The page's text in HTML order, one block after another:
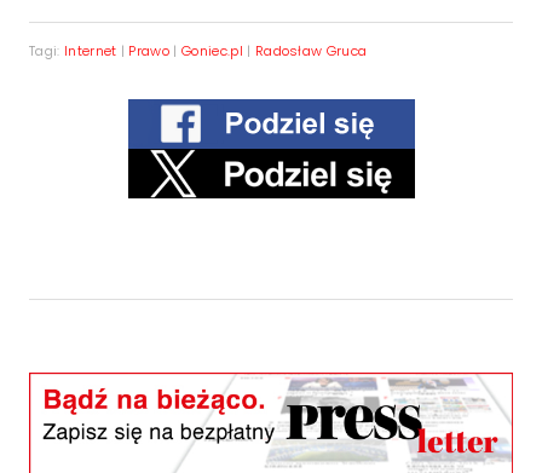
Tagi: Internet | Prawo |Goniec.pl | Radosław Gruca